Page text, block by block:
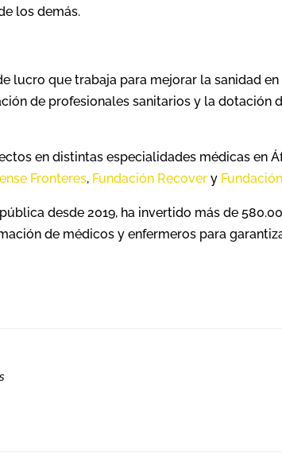
los demás.
lucro que trabaja para mejorar la sanidad
de profesionales sanitarios y la dotación
en distintas especialidades médicas en
Fronteres, Fundación Recover y
desde 2019, ha invertido más de
de médicos y enfermeros para